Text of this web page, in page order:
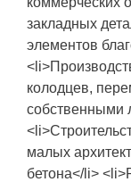
закладных
элементов
колодцев,
собственными
малых
бетона</li>